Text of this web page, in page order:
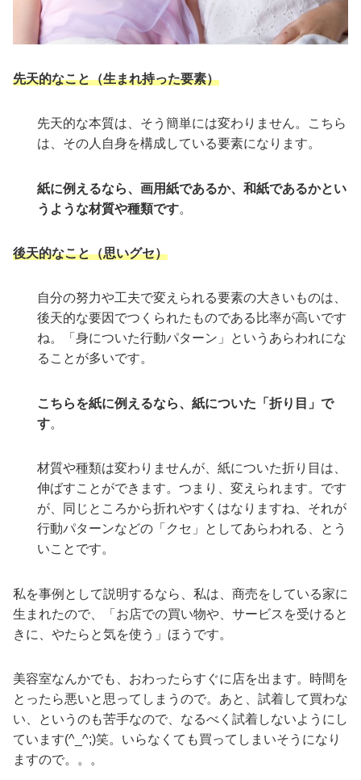
先天的なこと（生まれ持った要素）
先天的な本質は、そう簡単には変わりません。こちら
は、その人自身を構成している要素になります。
紙に例えるなら、画用紙であるか、和紙であるかとい
うような材質や種類です。
後天的なこと（思いグセ）
自分の努力や工夫で変えられる要素の大きいものは、
後天的な要因でつくられたものである比率が高いです
ね。「身についた行動パターン」というあらわれにな
ることが多いです。
こちらを紙に例えるなら、紙についた「折り目」で
す。
材質や種類は変わりませんが、紙についた折り目は、
伸ばすことができます。つまり、変えられます。です
が、同じところから折れやすくはなりますね、それが
行動パターンなどの「クセ」としてあらわれる、とう
いことです。
私を事例として説明するなら、私は、商売をしている家に
生まれたので、「お店での買い物や、サービスを受けると
きに、やたらと気を使う」ほうです。
美容室なんかでも、おわったらすぐに店を出ます。時間を
とったら悪いと思ってしまうので。あと、試着して買わな
い、というのも苦手なので、なるべく試着しないようにし
ています(^_^;)笑。いらなくても買ってしまいそうになり
ますので。。。